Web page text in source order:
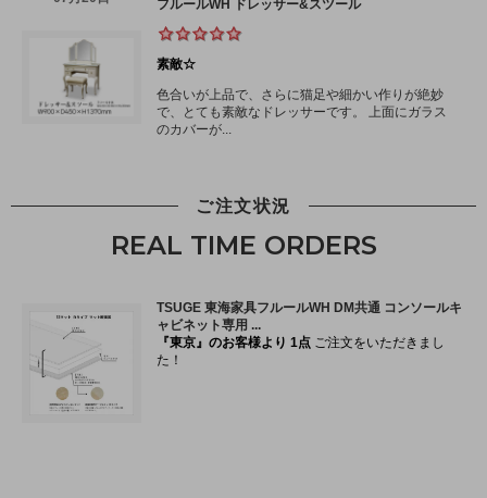
ご注文状況
REAL TIME ORDERS